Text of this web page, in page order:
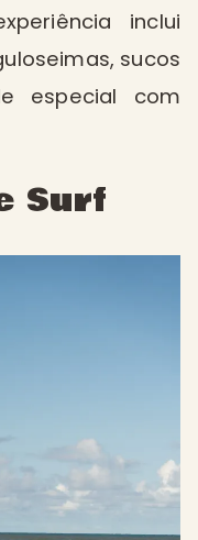
inclui
sucos
especial com
Surf